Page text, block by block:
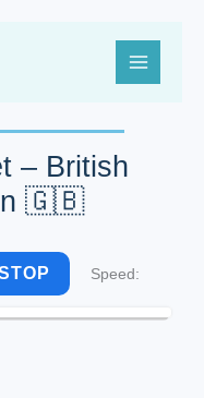
MAIN
MENU
– British
🇬🇧
Speed: